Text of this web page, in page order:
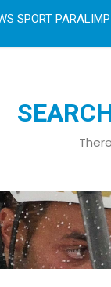
SPORT